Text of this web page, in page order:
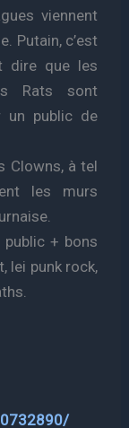
viennent
Putain, c’est
dire que les
Rats sont
un public de
Clowns, à tel
les murs
public + bons
lei punk rock,